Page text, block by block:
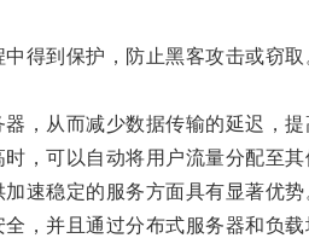
到保护，防止黑客攻击或窃取
从而减少数据传输的延迟，提
可以自动将用户流量分配至其
稳定的服务方面具有显著优势
并且通过分布式服务器和负载